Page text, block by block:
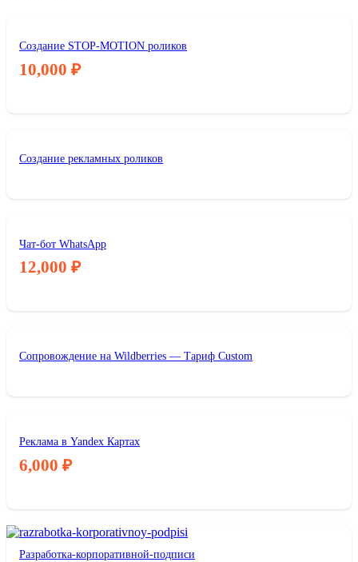
Создание STOP-MOTION роликов
10,000 ₽
Создание рекламных роликов
Чат-бот WhatsApp
12,000 ₽
Сопровождение на Wildberries — Тариф Custom
Реклама в Yandex Картах
6,000 ₽
Разработка-корпоративной-подписи